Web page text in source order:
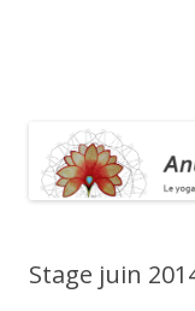
Stage juin